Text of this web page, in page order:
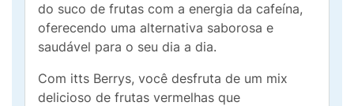
do suco de frutas com a energia da cafeína,
oferecendo uma alternativa saborosa e
saudável para o seu dia a dia.
Com itts Berrys, você desfruta de um mix
delicioso de frutas vermelhas que